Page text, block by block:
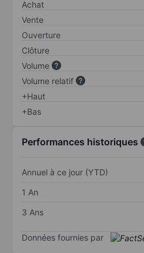
Achat
Vente
Ouverture
Clôture
Volume
Volume relatif
+Haut
+Bas
Performances historiques
Annuel à ce jour (YTD)
1 An
3 Ans
Données fournies par